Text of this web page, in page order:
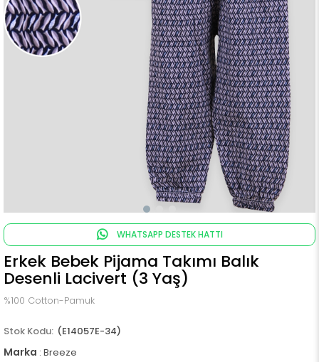
WHATSAPP DESTEK HATTI
Erkek Bebek Pijama Takımı Balık
Desenli Lacivert (3 Yaş)
%100 Cotton-Pamuk
(E14057E-34)
Marka : Breeze